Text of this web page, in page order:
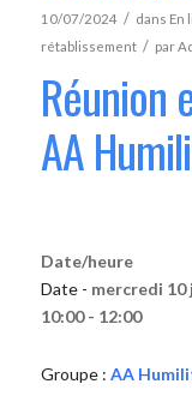
10/07/2024 / dans En
rétablissement / par
Réunion
AA
Date/heure
Date - mercredi
10:00 - 12:00
Groupe : AA